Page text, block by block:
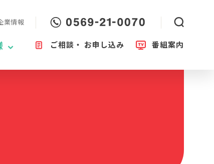
業情報
ご相談・ お申し込み 番組案内